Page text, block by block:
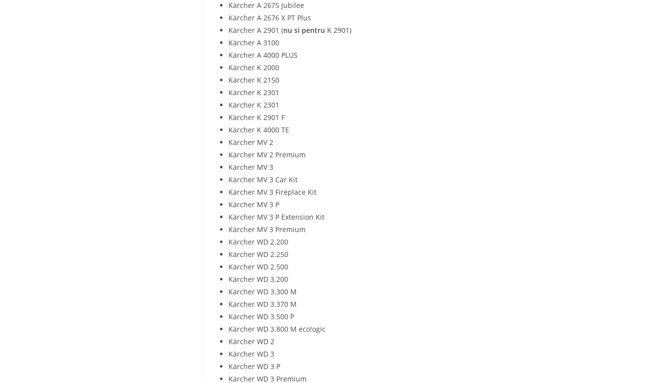
Kärcher A 2675 Jubilee
Kärcher A 2676 X PT Plus
Kärcher A 2901 (nu si pentru K 2901)
Kärcher A 3100
Kärcher A 4000 PLUS
Kärcher K 2000
Kärcher K 2150
Kärcher K 2301
Kärcher K 2301
Kärcher K 2901 F
Kärcher K 4000 TE
Kärcher MV 2
Kärcher MV 2 Premium
Kärcher MV 3
Kärcher MV 3 Car Kit
Kärcher MV 3 Fireplace Kit
Kärcher MV 3 P
Kärcher MV 3 P Extension Kit
Kärcher MV 3 Premium
Kärcher WD 2.200
Kärcher WD 2.250
Kärcher WD 2.500
Kärcher WD 3.200
Kärcher WD 3.300 M
Kärcher WD 3.370 M
Kärcher WD 3.500 P
Kärcher WD 3.800 M eco!ogic
Kärcher WD 2
Kärcher WD 3
Kärcher WD 3 P
Kärcher WD 3 Premium